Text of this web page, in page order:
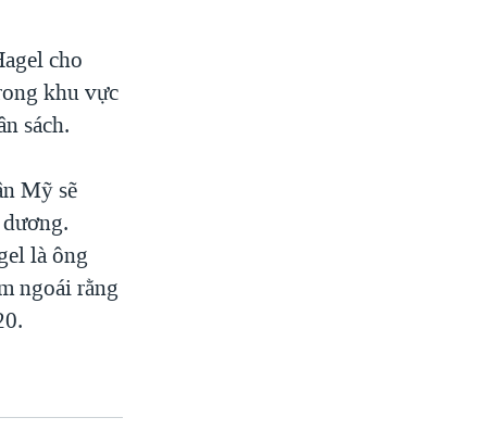
cho
khu vực
sách.
Mỹ sẽ
là ông
ngoái rằng